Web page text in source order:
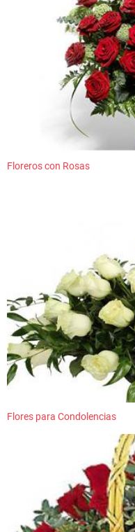
Floreros con Rosas
Flores para Condolencias